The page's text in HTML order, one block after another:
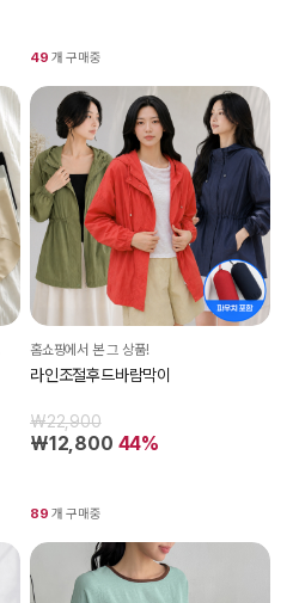
49 개 구매중
홈쇼핑에서 본 그 상품!
라인조절후드바람막이
₩22,900
₩12,800 44%
89 개 구매중